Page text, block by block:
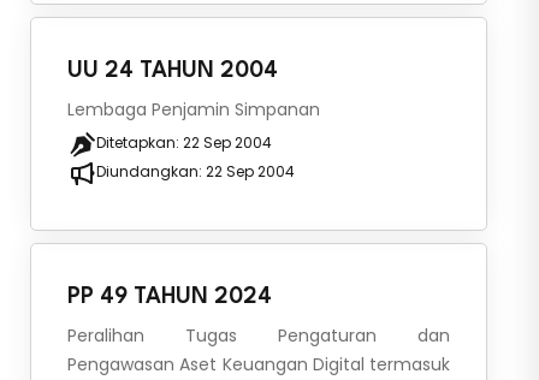
UU 24 TAHUN 2004
Lembaga Penjamin Simpanan
Ditetapkan: 22 Sep 2004
Diundangkan: 22 Sep 2004
PP 49 TAHUN 2024
Peralihan Tugas Pengaturan dan
Pengawasan Aset Keuangan Digital termasuk